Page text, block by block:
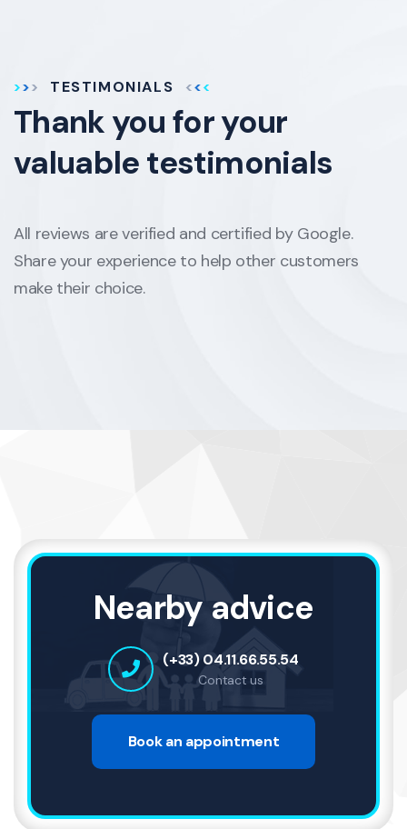
TESTIMONIALS
Thank you for your
valuable testimonials
All reviews are verified and certified by Google.
Share your experience to help other customers
make their choice.
Nearby advice
(+33) 04.11.66.55.54
Contact us
Book an appointment